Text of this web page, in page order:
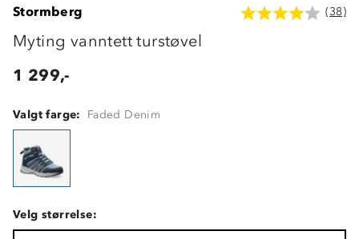
Stormberg (38)
Myting vanntett turstøvel
1 299,-
Valgt farge: Faded Denim
Velg størrelse: